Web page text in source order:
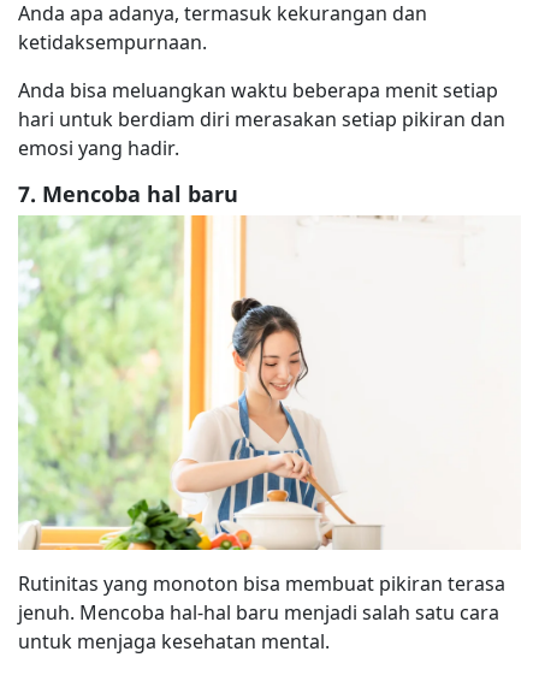
Anda apa adanya, termasuk kekurangan dan
ketidaksempurnaan.
Anda bisa meluangkan waktu beberapa menit setiap
hari untuk berdiam diri merasakan setiap pikiran dan
emosi yang hadir.
7. Mencoba hal baru
Rutinitas yang monoton bisa membuat pikiran terasa
jenuh. Mencoba hal-hal baru menjadi salah satu cara
untuk menjaga kesehatan mental.